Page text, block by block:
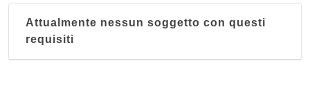
Attualmente nessun soggetto con questi
requisiti